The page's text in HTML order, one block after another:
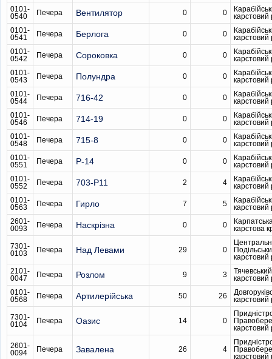
0101-
0540
Печера Вентилятор 0 0
карстовий
0101-
0541
Печера Берлога 0 0
карстовий
0101-
0542
Печера Сороковка 0 0
карстовий
0101-
0543
Печера Полундра 0 0
карстовий
0101-
0544
Печера 716-42 0 0
карстовий
0101-
0546
Печера 714-19 0 0
карстовий
0101-
0548
Печера 715-8 0 0
карстовий
0101-
0551
Печера Р-14 0 0
карстовий
0101-
0552
Печера 703-Р11 2 4
карстовий
0101-
0563
Печера Гирло 7 5
карстовий
2601-
0093
Печера Наскрізна 0 0
карстова
7301-
0103
Печера Над Левами 29 0
карстовий
2101-
0047
Печера Розлом 9 3
Тячевський
карстовий
0101-
0568
Печера Артилерійська 50 26
карстовий
7301-
0104
Печера Оазис 14 0
карстовий
2601-
0094
Печера Завалена 26 4
карстовий